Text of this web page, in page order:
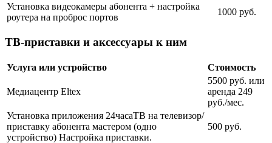
Установка видеокамеры абонента + настройка
роутера на проброс портов
1000 руб.
ТВ-приставки и аксессуары к ним
Услуга или устройство Стоимость
Медиацентр Eltex
5500 руб. или
аренда 249
руб./мес.
Установка приложения 24часаТВ на телевизор/
приставку абонента мастером (одно
устройство) Настройка приставки.
500 руб.